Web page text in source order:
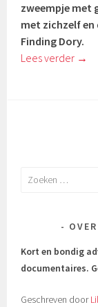
zweempje met
met zichzelf en
Finding Dory.
Lees verder →
Zoeken
Kort en bondig
documentaires.
Geschreven door